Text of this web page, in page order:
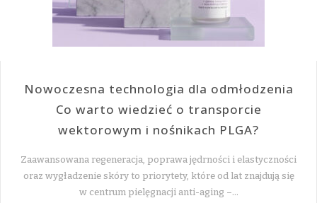
Nowoczesna technologia dla odmłodzenia
Co warto wiedzieć o transporcie
wektorowym i nośnikach PLGA?
Zaawansowana regeneracja, poprawa jędrności i elastyczności
oraz wygładzenie skóry to priorytety, które od lat znajdują się
w centrum pielęgnacji anti-aging –…